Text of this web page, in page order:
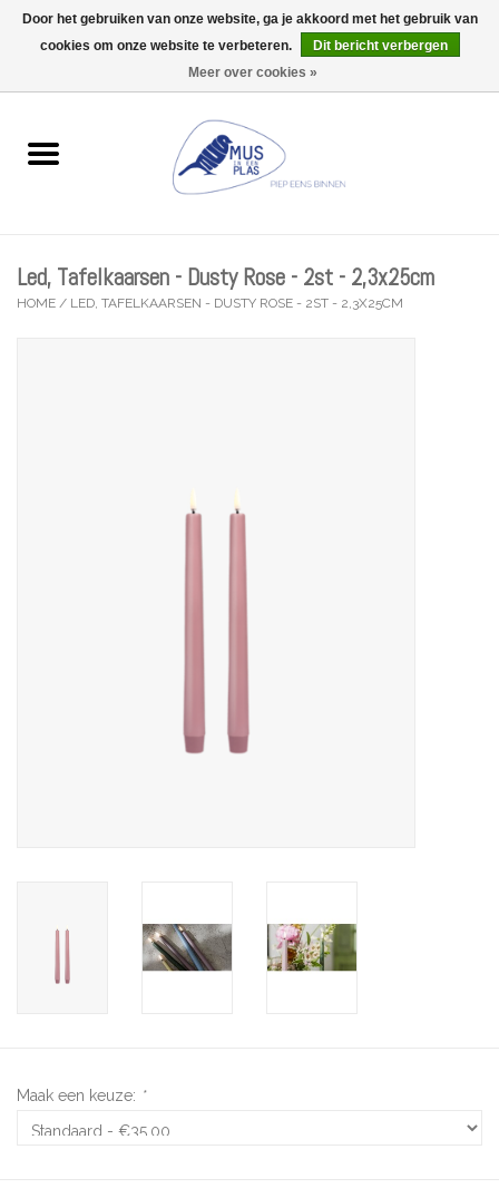
0 Artikelen - €0,00
Wenskaarten
Lifestyle
Led, Tafelkaarsen - Dusty Rose - 2st - 2,3x25cm
HOME / LED, TAFELKAARSEN - DUSTY ROSE - 2ST - 2,3X25CM
Maak een keuze: *
Door het gebruiken van onze website, ga je akkoord met het gebruik van
cookies om onze website te verbeteren.
Dit bericht verbergen
Meer over cookies »
Wij zijn uitzonderlijk gesloten op Do 13/08